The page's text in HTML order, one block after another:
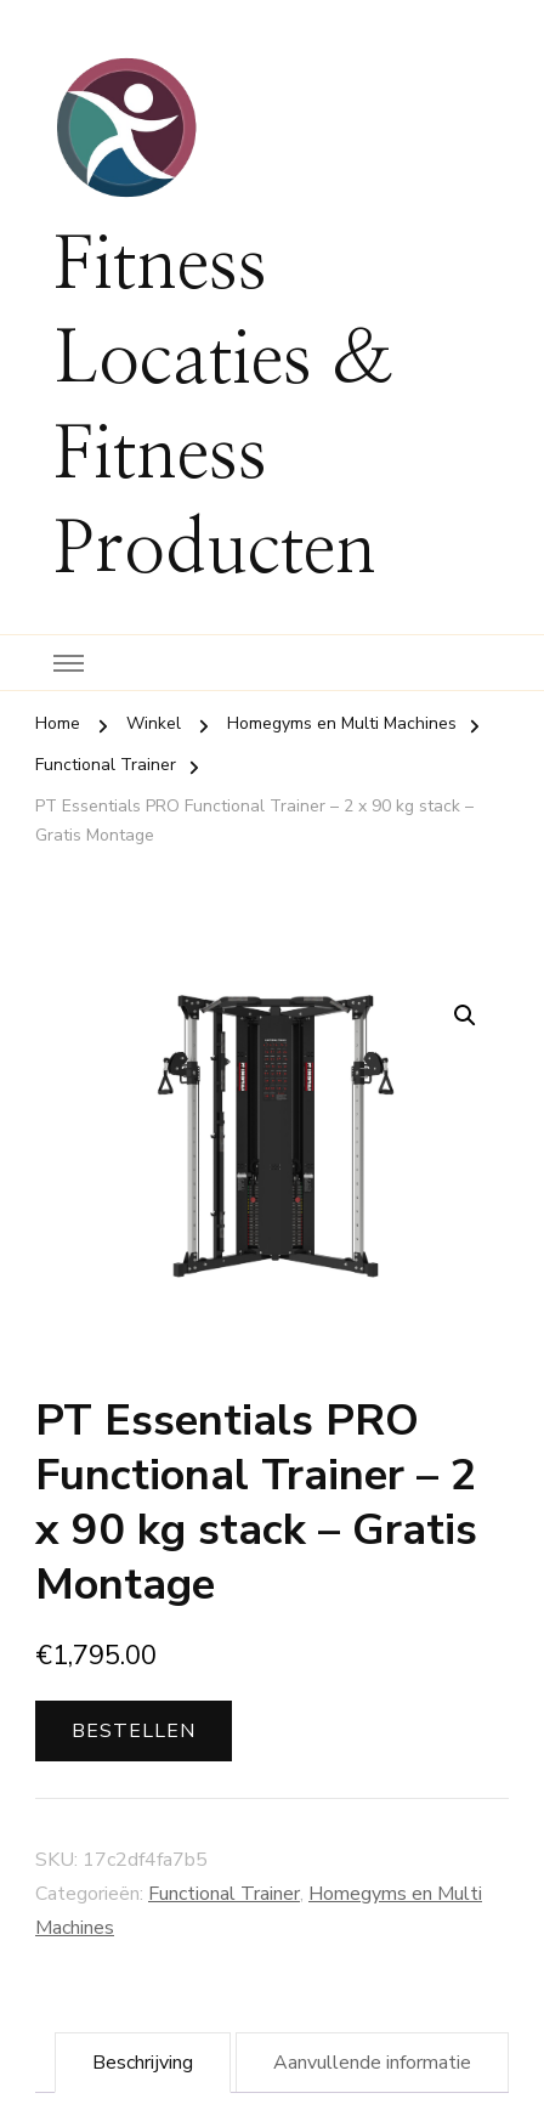
Fitness
Locaties &
Fitness
Producten
Home Winkel
Homegyms en Multi Machines
Functional Trainer
PT Essentials PRO Functional Trainer – 2 x 90 kg stack –
Gratis Montage
PT Essentials PRO
Functional Trainer – 2
x 90 kg stack – Gratis
Montage
€1,795.00
BESTELLEN
SKU: 17c2df4fa7b5
Categorieën: Functional Trainer, Homegyms en Multi
Machines
Beschrijving Aanvullende informatie